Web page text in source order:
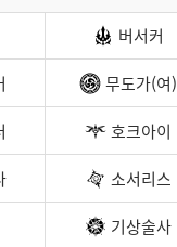
버서커
무도가(여)
호크아이
소서리스
기상술사